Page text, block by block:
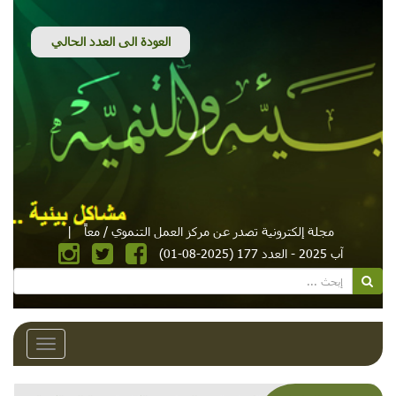
مجلة إلكترونية تصدر عن مركز العمل التنموي / معاً
|
آب 2025 - العدد 177 (2025-08-01)
Toggle